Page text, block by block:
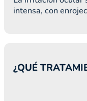
intensa, con
¿QUÉ